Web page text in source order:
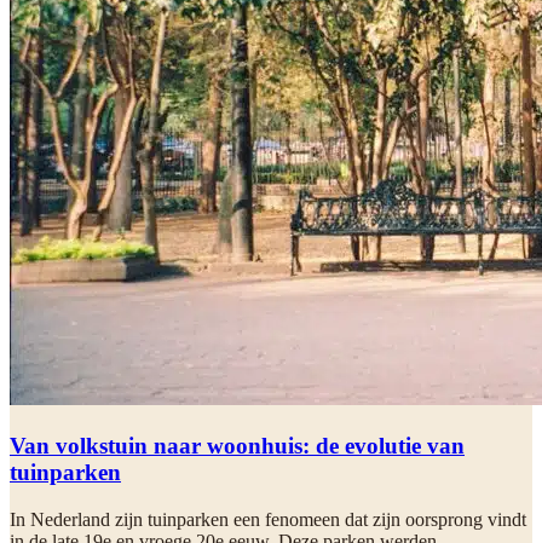
Van volkstuin naar woonhuis: de evolutie van
tuinparken
In Nederland zijn tuinparken een fenomeen dat zijn oorsprong vindt